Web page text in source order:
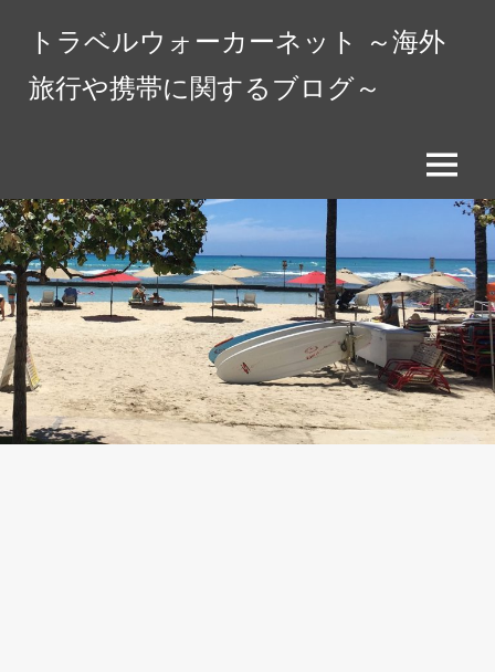
ス
キ
ッ
プ
トラベルウォーカーネット ～海外
旅行や携帯に関するブログ～
メ
ー